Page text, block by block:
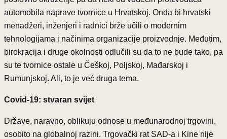
automobila naprave tvornice u Hrvatskoj. Onda bi hrvatski
menadžeri, inženjeri i radnici brže učili o modernim
tehnologijama i načinima organizacije proizvodnje. Međutim,
birokracija i druge okolnosti odlučili su da to ne bude tako, pa
su te tvornice ostale u Češkoj, Poljskoj, Mađarskoj i
Rumunjskoj. Ali, to je već druga tema.
Covid-19: stvaran svijet
Države, naravno, oblikuju odnose u međunarodnoj trgovini,
osobito na globalnoj razini. Trgovački rat SAD-a i Kine nije